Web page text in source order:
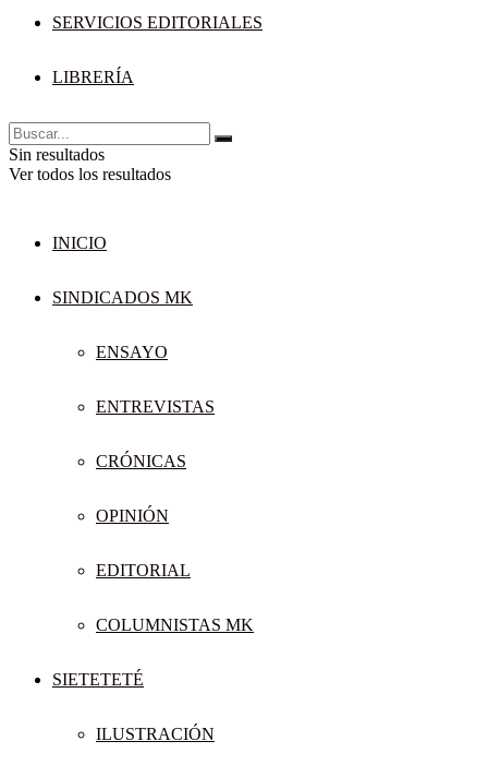
SERVICIOS EDITORIALES
LIBRERÍA
Sin resultados
Ver todos los resultados
INICIO
SINDICADOS MK
ENSAYO
ENTREVISTAS
CRÓNICAS
OPINIÓN
EDITORIAL
COLUMNISTAS MK
SIETETETÉ
ILUSTRACIÓN